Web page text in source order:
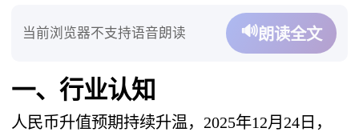
当前浏览器不支持语音朗读 🔊朗读全文
一、行业认知
人民币升值预期持续升温，2025年12月24日，